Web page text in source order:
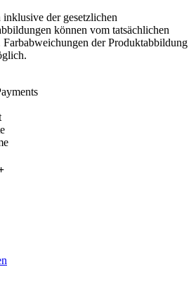
der gesetzlichen
können vom tatsächlichen
der Produktabbildung